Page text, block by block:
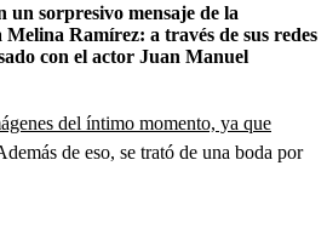
un sorpresivo mensaje de la
Ramírez: a través de sus redes
con el actor Juan Manuel
del íntimo momento, ya que
de eso, se trató de una boda por